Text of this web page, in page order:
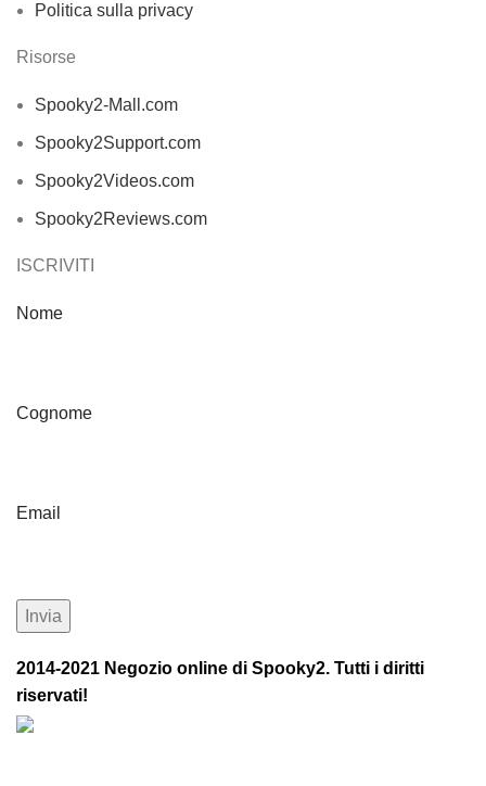
Politica sulla privacy
Risorse
Spooky2-Mall.com
Spooky2Support.com
Spooky2Videos.com
Spooky2Reviews.com
ISCRIVITI
Nome
Cognome
Email
2014-2021 Negozio online di Spooky2. Tutti i diritti
riservati!